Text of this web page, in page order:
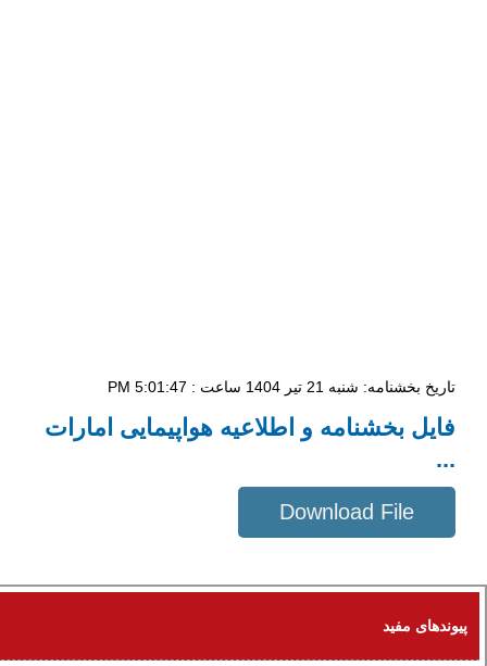
تاریخ بخشنامه: شنبه 21 تیر 1404 ساعت : 5:01:47 PM
فایل بخشنامه و اطلاعیه هواپیمایی امارات
...
Download File
پیوندهای مفید